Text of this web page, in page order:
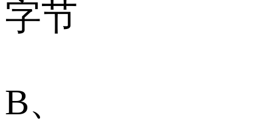
字节
B、